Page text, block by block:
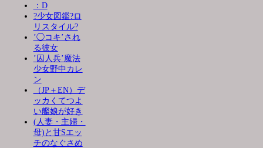
：D
?少女図鑑?ロ
リスタイル?
’◯コキ’され
る彼女
’囚人兵’魔法
少女野中カレ
ン
（JP＋EN）デ
ッカくてつよ
い艦娘が好き
(人妻・主婦・
母)と甘Sエッ
チのなぐさめ